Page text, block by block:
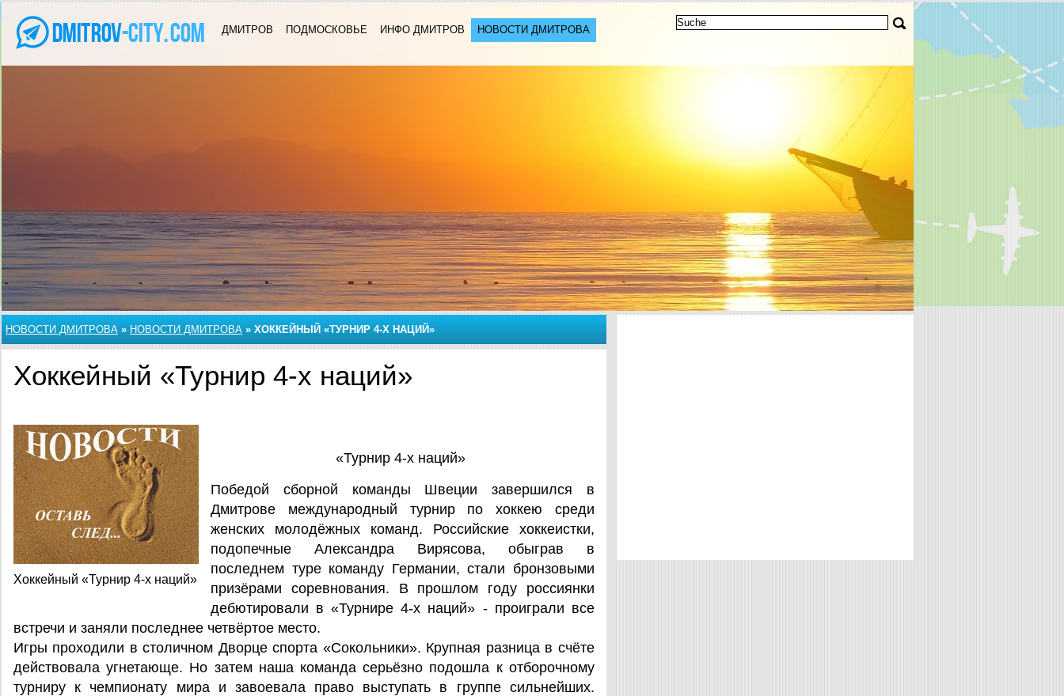
ДМИТРОВ ПОДМОСКОВЬЕ ИНФО ДМИТРОВ НОВОСТИ ДМИТРОВА
НОВОСТИ ДМИТРОВА » НОВОСТИ ДМИТРОВА » ХОККЕЙНЫЙ «ТУРНИР 4-Х НАЦИЙ»
Хоккейный «Турнир 4-х наций»
Хоккейный «Турнир 4-х наций»
«Турнир 4-х наций»
Победой сборной команды Швеции завершился в
Дмитрове международный турнир по хоккею среди
женских молодёжных команд. Российские хоккеистки,
подопечные Александра Вирясова, обыграв в
последнем туре команду Германии, стали бронзовыми
призёрами соревнования. В прошлом году россиянки
дебютировали в «Турнире 4-х наций» - проиграли все
встречи и заняли последнее четвёртое место.
Игры проходили в столичном Дворце спорта «Сокольники». Крупная разница в счёте
действовала угнетающе. Но затем наша команда серьёзно подошла к отборочному
турниру к чемпионату мира и завоевала право выступать в группе сильнейших.